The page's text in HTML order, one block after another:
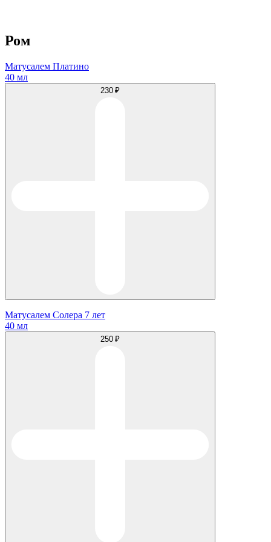
Ром
Матусалем Платино
40 мл
230 ₽
Матусалем Солера 7 лет
40 мл
250 ₽